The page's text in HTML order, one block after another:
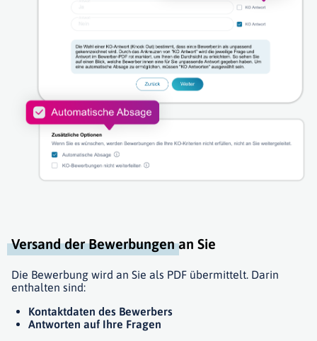
Versand der Bewerbungenan Sie
Die Bewerbung wird an Sie als PDF übermittelt. Darin
enthalten sind:
Kontaktdaten des Bewerbers
Antworten auf Ihre Fragen